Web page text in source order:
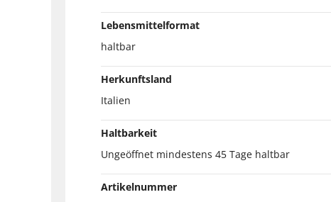
Lebensmittelformat
haltbar
Herkunftsland
Italien
Haltbarkeit
Ungeöffnet mindestens 45 Tage haltbar
Artikelnummer